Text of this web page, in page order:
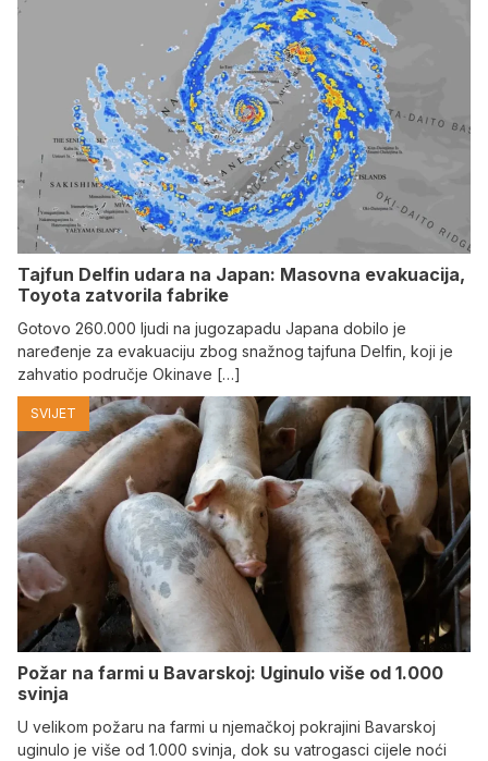
Tajfun Delfin udara na Japan: Masovna evakuacija,
Toyota zatvorila fabrike
Gotovo 260.000 ljudi na jugozapadu Japana dobilo je
naređenje za evakuaciju zbog snažnog tajfuna Delfin, koji je
zahvatio područje Okinave […]
SVIJET
Požar na farmi u Bavarskoj: Uginulo više od 1.000
svinja
U velikom požaru na farmi u njemačkoj pokrajini Bavarskoj
uginulo je više od 1.000 svinja, dok su vatrogasci cijele noći